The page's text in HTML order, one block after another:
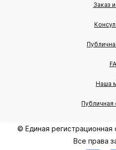
Заказ
Наша
© Единая регистрационная
Все права